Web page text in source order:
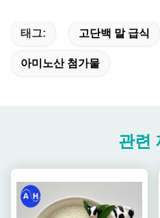
태그: 고단백 말 급식
아미노산 첨가물
관련